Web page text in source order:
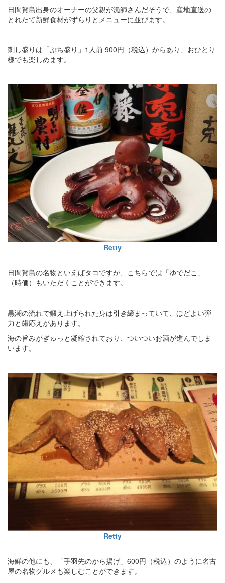
日間賀島出身のオーナーの父親が漁師さんだそうで、産地直送の
とれたて新鮮食材がずらりとメニューに並びます。
刺し盛りは「ぷち盛り」1人前 900円（税込）からあり、おひとり
様でも楽しめます。
Retty
日間賀島の名物といえばタコですが、こちらでは「ゆでだこ」
（時価）もいただくことができます。
黒潮の流れで鍛え上げられた身は引き締まっていて、ほどよい弾
力と歯応えがあります。
海の旨みがぎゅっと凝縮されており、ついついお酒が進んでしま
います。
Retty
海鮮の他にも、「手羽先のから揚げ」600円（税込）のように名古
屋の名物グルメも楽しむことができます。